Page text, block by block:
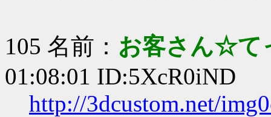
105 名前： お客さん☆て
01:08:01 ID:5XcR0iND
http://3dcustom.net/